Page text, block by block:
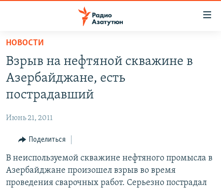
Перейти
основному
содержанию
Перейти
основной
Перейти
поиску
НОВОСТИ
ПОЛИТИКА
ЭКОНОМИКА
РЕГИОН
НАГОРНЫЙ КАРАБАХ
КУЛЬТУРА
НОВОСТИ
Взрыв на нефтяной скважине в
Азербайджане, есть
пострадавший
Июнь 21, 2011
Поделиться
В неиспользуемой скважине нефтяного промысла в
Азербайджане произошел взрыв во время
проведения сварочных работ. Серьезно пострадал